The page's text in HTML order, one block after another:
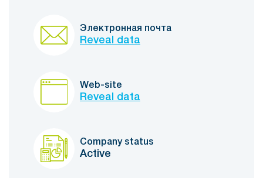
Электронная почта
Reveal data
Web-site
Reveal data
Company status
Active